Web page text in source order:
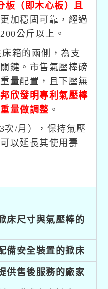
板（即木心板）且
更加穩固可靠，經過
公斤以上。
箱的兩側，為支
鍵。市售氣壓棒磅
量配置，且下壓無
邦欣發明專利氣壓棒
量做調整 。
次/月），保持氣壓
以延長其使用壽
床尺寸與氣壓棒的
備安全裝置的掀床
供售後服務的廠家